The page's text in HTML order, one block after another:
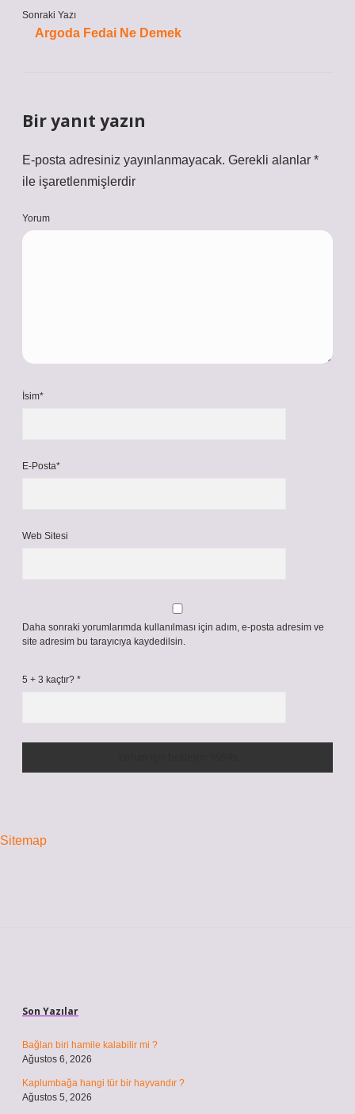
Sonraki Yazı
Argoda Fedai Ne Demek
Bir yanıt yazın
E-posta adresiniz yayınlanmayacak. Gerekli alanlar *
ile işaretlenmişlerdir
Yorum
İsim*
E-Posta*
Web Sitesi
Daha sonraki yorumlarımda kullanılması için adım, e-posta adresim ve
site adresim bu tarayıcıya kaydedilsin.
5 + 3 kaçtır? *
Sitemap
Son Yazılar
Bağlan biri hamile kalabilir mi ?
Ağustos 6, 2026
Kaplumbağa hangi tür bir hayvandır ?
Ağustos 5, 2026